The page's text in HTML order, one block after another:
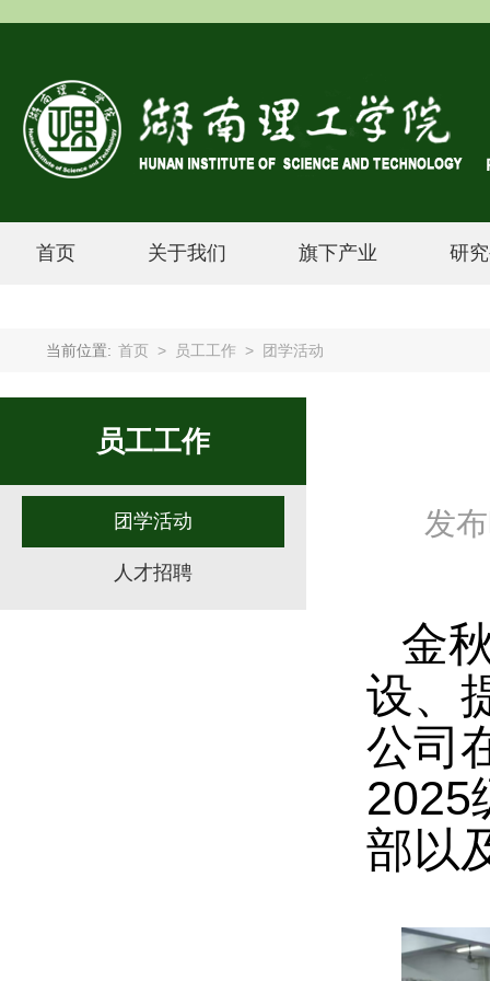
首页 关于我们 旗下产业 研
当前位置: 首页 > 员工工作 > 团学活动
员工工作
团学活动
人才招聘
发
金
设、
公司
2025
部以